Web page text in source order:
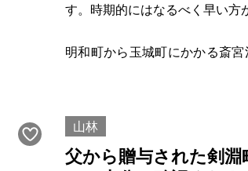
す。時期的にはなるべく早い方
明和町から玉城町にかかる斎
山林
父から贈与された剣